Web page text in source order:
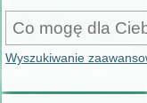
Wyszukiwanie